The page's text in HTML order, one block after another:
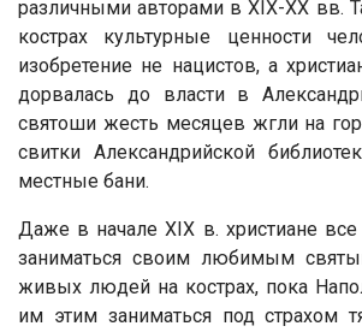
различными авторами в XIX-XX вв.
кострах культурные ценности
изобретение не нацистов, а
дорвалась до власти в
святоши жесть месяцев жгли на
свитки Александрийской
местные бани.
Даже в начале XIX в. христиане
заниматься своим любимым
живых людей на кострах, пока
им этим заниматься под страхом